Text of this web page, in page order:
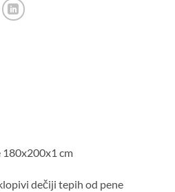
180x200x1 cm
dečiji tepih od pene